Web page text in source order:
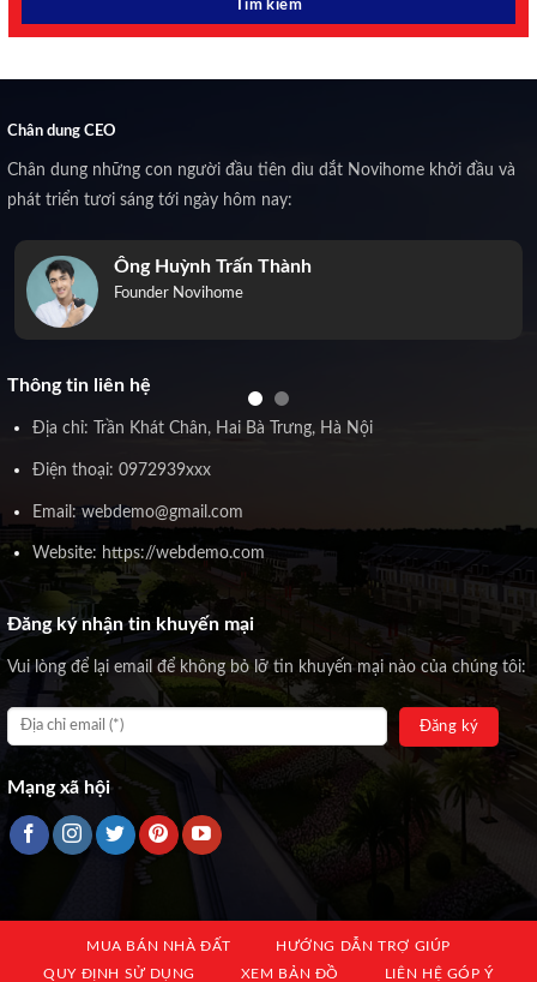
Chân dung CEO
Chân dung những con người đầu tiên dìu dắt Novihome khởi đầu và
phát triển tươi sáng tới ngày hôm nay:
Ông Huỳnh Trấn Thành
Founder Novihome
Thông tin liên hệ
Địa chỉ: Trần Khát Chân, Hai Bà Trưng, Hà Nội
Điện thoại: 0972939xxx
Email: webdemo@gmail.com
Website: https://webdemo.com
Đăng ký nhận tin khuyến mại
Vui lòng để lại email để không bỏ lỡ tin khuyến mại nào của chúng tôi:
Mạng xã hội
MUA BÁN NHÀ ĐẤT
HƯỚNG DẪN TRỢ GIÚP
QUY ĐỊNH SỬ DỤNG
XEM BẢN ĐỒ LIÊN HỆ GÓP Ý